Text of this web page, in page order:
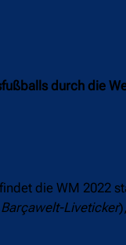
durch die
die WM 2022
Liveticker